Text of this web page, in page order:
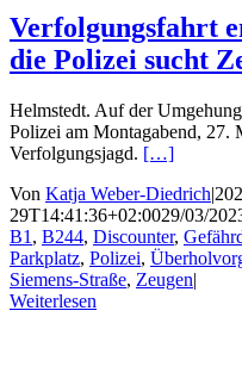
Verfolgungsfahrt
die Polizei sucht
Helmstedt. Auf der
Polizei am Montagabend, 27.
Verfolgungsjagd. […]
Von Katja Weber-Diedrich|
29T14:41:36+02:0029/03/
B1 , B244, Discounter,
Parkplatz, Polizei,
Siemens-Straße, Zeugen|
Weiterlesen